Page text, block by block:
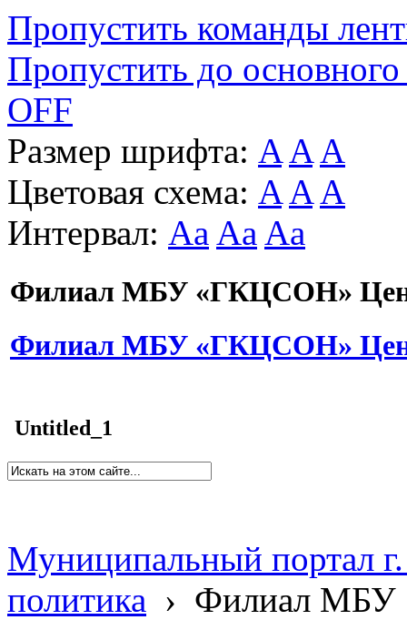
Пропустить команды
Пропустить до основного
OFF
Размер шрифта: A A A
Цветовая схема: A A A
Интервал: Aa Aa Aa
Филиал МБУ «ГКЦСОН»
Филиал МБУ «ГКЦСОН»
Untitled_1
Муниципальный портал
политика › Филиал МБУ